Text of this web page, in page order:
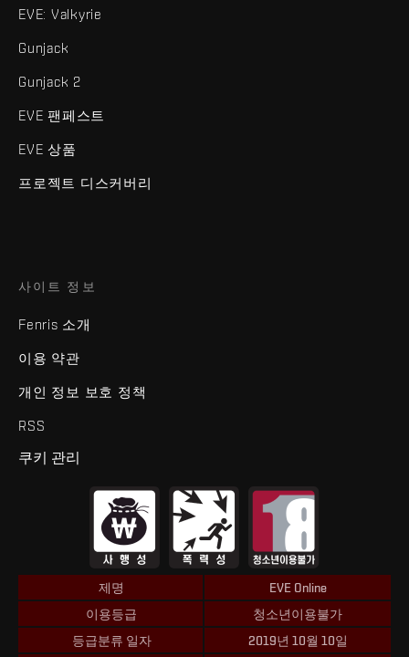
EVE: Valkyrie
Gunjack
Gunjack 2
EVE 팬페스트
EVE 상품
프로젝트 디스커버리
사이트 정보
Fenris 소개
이용 약관
개인 정보 보호 정책
RSS
쿠키 관리
제명
EVE Online
이용등급
청소년이용불가
등급분류 일자
2019년 10월 10일